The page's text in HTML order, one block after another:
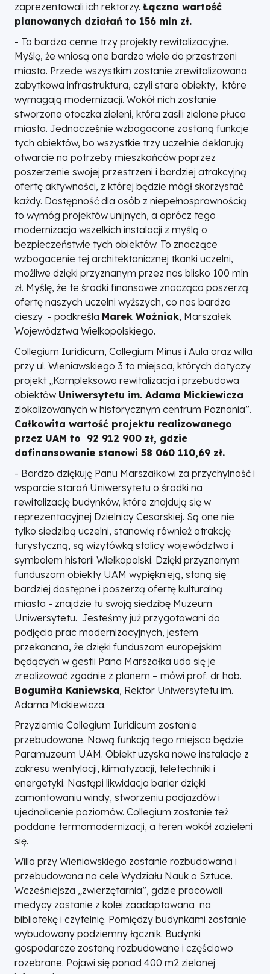
zaprezentowali ich rektorzy. Łączna wartość
planowanych działań to 156 mln zł.
- To bardzo cenne trzy projekty rewitalizacyjne.
Myślę, że wniosą one bardzo wiele do przestrzeni
miasta. Przede wszystkim zostanie zrewitalizowana
zabytkowa infrastruktura, czyli stare obiekty, które
wymagają modernizacji. Wokół nich zostanie
stworzona otoczka zieleni, która zasili zielone płuca
miasta. Jednocześnie wzbogacone zostaną funkcje
tych obiektów, bo wszystkie trzy uczelnie deklarują
otwarcie na potrzeby mieszkańców poprzez
poszerzenie swojej przestrzeni i bardziej atrakcyjną
ofertę aktywności, z której będzie mógł skorzystać
każdy. Dostępność dla osób z niepełnosprawnością
to wymóg projektów unijnych, a oprócz tego
modernizacja wszelkich instalacji z myślą o
bezpieczeństwie tych obiektów. To znaczące
wzbogacenie tej architektonicznej tkanki uczelni,
możliwe dzięki przyznanym przez nas blisko 100 mln
zł. Myślę, że te środki finansowe znacząco poszerzą
ofertę naszych uczelni wyższych, co nas bardzo
cieszy - podkreśla Marek Woźniak, Marszałek
Województwa Wielkopolskiego.
Collegium Iuridicum, Collegium Minus i Aula oraz willa
przy ul. Wieniawskiego 3 to miejsca, których dotyczy
projekt „Kompleksowa rewitalizacja i przebudowa
obiektów Uniwersytetu im. Adama Mickiewicza
zlokalizowanych w historycznym centrum Poznania”.
Całkowita wartość projektu realizowanego
przez UAM to 92 912 900 zł, gdzie
dofinansowanie stanowi 58 060 110,69 zł.
- Bardzo dziękuję Panu Marszałkowi za przychylność i
wsparcie starań Uniwersytetu o środki na
rewitalizację budynków, które znajdują się w
reprezentacyjnej Dzielnicy Cesarskiej. Są one nie
tylko siedzibą uczelni, stanowią również atrakcję
turystyczną, są wizytówką stolicy województwa i
symbolem historii Wielkopolski. Dzięki przyznanym
funduszom obiekty UAM wypięknieją, staną się
bardziej dostępne i poszerzą ofertę kulturalną
miasta - znajdzie tu swoją siedzibę Muzeum
Uniwersytetu. Jesteśmy już przygotowani do
podjęcia prac modernizacyjnych, jestem
przekonana, że dzięki funduszom europejskim
będących w gestii Pana Marszałka uda się je
zrealizować zgodnie z planem – mówi prof. dr hab.
Bogumiła Kaniewska, Rektor Uniwersytetu im.
Adama Mickiewicza.
Przyziemie Collegium Iuridicum zostanie
przebudowane. Nową funkcją tego miejsca będzie
Paramuzeum UAM. Obiekt uzyska nowe instalacje z
zakresu wentylacji, klimatyzacji, teletechniki i
energetyki. Nastąpi likwidacja barier dzięki
zamontowaniu windy, stworzeniu podjazdów i
ujednolicenie poziomów. Collegium zostanie też
poddane termomodernizacji, a teren wokół zazieleni
się.
Willa przy Wieniawskiego zostanie rozbudowana i
przebudowana na cele Wydziału Nauk o Sztuce.
Wcześniejsza „zwierzętarnia”, gdzie pracowali
medycy zostanie z kolei zaadaptowana na
bibliotekę i czytelnię. Pomiędzy budynkami zostanie
wybudowany podziemny łącznik. Budynki
gospodarcze zostaną rozbudowane i częściowo
rozebrane. Pojawi się ponad 400 m2 zielonej